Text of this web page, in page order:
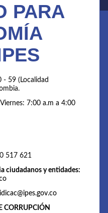
PARA
- 59 (Localidad
Viernes: 7:00 a.m a 4:00
517 621
ciudadanos y entidades:
CORRUPCIÓN